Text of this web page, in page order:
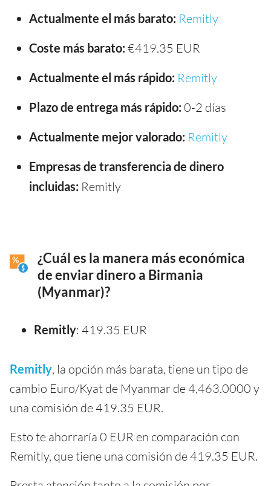
Actualmente el más barato: Remitly
Coste más barato: €419.35 EUR
Actualmente el más rápido: Remitly
Plazo de entrega más rápido: 0-2 días
Actualmente mejor valorado: Remitly
Empresas de transferencia de dinero
incluidas: Remitly
¿Cuál es la manera más económica
de enviar dinero a Birmania
(Myanmar)?
Remitly: 419.35 EUR
Remitly, la opción más barata, tiene un tipo de
cambio Euro/Kyat de Myanmar de 4,463.0000 y
una comisión de 419.35 EUR.
Esto te ahorraría 0 EUR en comparación con
Remitly, que tiene una comisión de 419.35 EUR.